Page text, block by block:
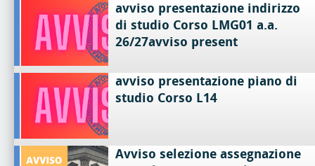
avviso presentazione indirizzo
di studio Corso LMG01 a.a.
26/27avviso present
avviso presentazione piano di
studio Corso L14
Avviso selezione assegnazione